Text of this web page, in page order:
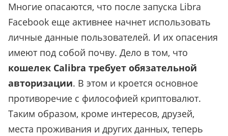
Многие опасаются, что после запуска Libra
Facebook еще активнее начнет использовать
личные данные пользователей. И их опасения
имеют под собой почву. Дело в том, что
кошелек Calibra требует обязательной
авторизации. В этом и кроется основное
противоречие с философией криптовалют.
Таким образом, кроме интересов, друзей,
места проживания и других данных, теперь